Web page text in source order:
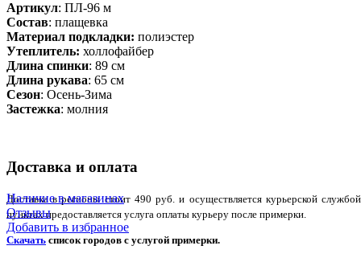
Артикул: ПЛ-96 м
Состав: плащевка
Материал подкладки: полиэстер
Утеплитель: холлофайбер
Длина спинки: 89 см
Длина рукава: 65 см
Сезон: Осень-Зима
Застежка: молния
Доставка и оплата
Доставка в регионы стоит 490 руб. и осуществляется курьерской
пунктах предоставляется услуга оплаты курьеру после примерки.
Скачать список городов с услугой примерки.
Наличие в магазинах
Отзывы
Добавить в избранное